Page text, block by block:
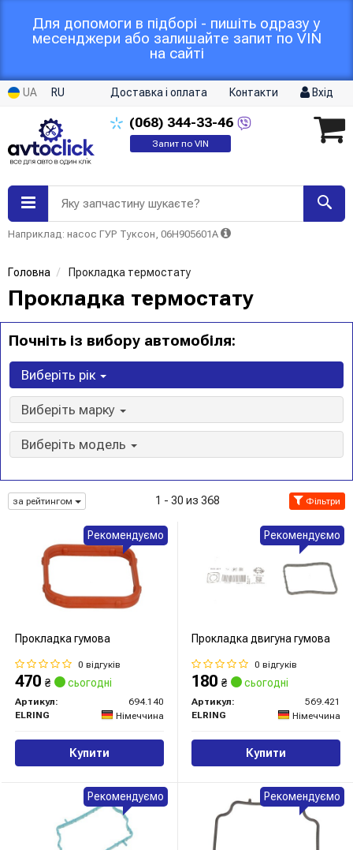
Для допомоги в підборі - пишіть одразу у
месенджери або залишайте запит по VIN
на сайті
UA RU Доставка і оплата Контакти Вхід
(068) 344-33-46
Запит по VIN
Яку запчастину шукаєте?
Наприклад: насос ГУР Туксон, 06H905601A
Головна Прокладка термостату
Прокладка термостату
Почніть із вибору автомобіля:
Виберіть рік
Виберіть марку
Виберіть модель
за рейтингом 1 - 30 из 368 Фільтри
Прокладка гумова
0 відгуків
470 ₴ сьогодні
Артикул:
694.140
ELRING
Німеччина
Купити
Рекомендуємо
Прокладка двигуна гумова
0 відгуків
180 ₴ сьогодні
Артикул:
569.421
ELRING
Німеччина
Купити
Рекомендуємо
Рекомендуємо Рекомендуємо